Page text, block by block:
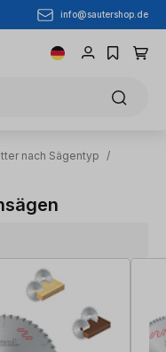
info@sautershop.de
nach Sägentyp
/